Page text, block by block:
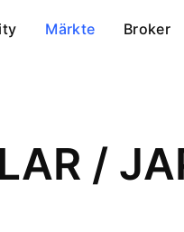
Märkte Broker
/